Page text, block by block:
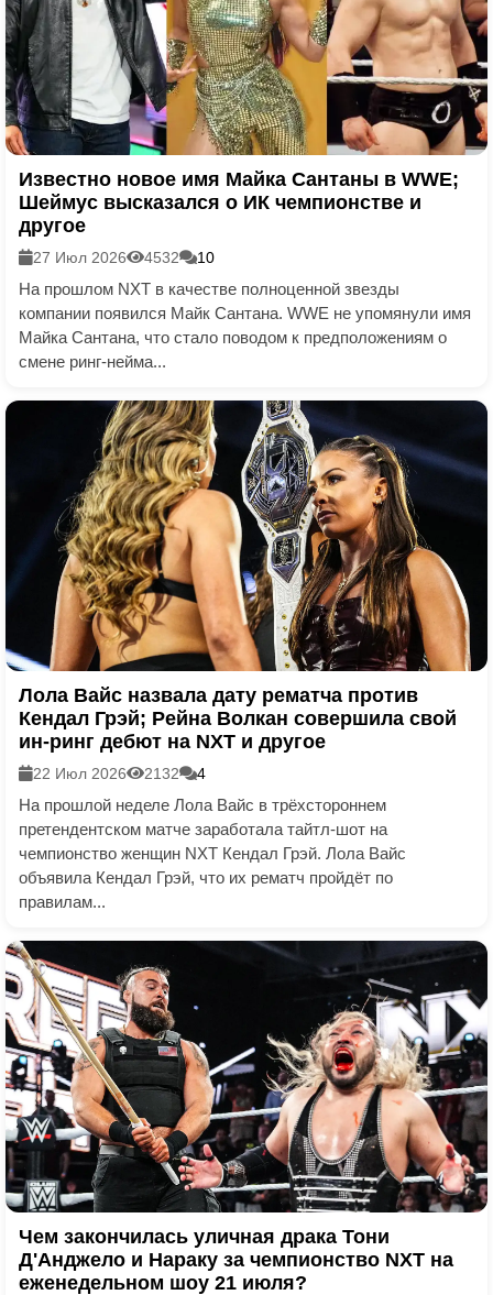
Известно новое имя Майка Сантаны в WWE;
Шеймус высказался о ИК чемпионстве и
другое
27 Июл 2026 4532 10
На прошлом NXT в качестве полноценной звезды
компании появился Майк Сантана. WWE не упомянули имя
Майка Сантана, что стало поводом к предположениям о
смене ринг-нейма...
Лола Вайс назвала дату рематча против
Кендал Грэй; Рейна Волкан совершила свой
ин-ринг дебют на NXT и другое
22 Июл 2026 2132 4
На прошлой неделе Лола Вайс в трёхстороннем
претендентском матче заработала тайтл-шот на
чемпионство женщин NXT Кендал Грэй. Лола Вайс
объявила Кендал Грэй, что их рематч пройдёт по
правилам...
Чем закончилась уличная драка Тони
Д'Анджело и Нараку за чемпионство NXT на
еженедельном шоу 21 июля?